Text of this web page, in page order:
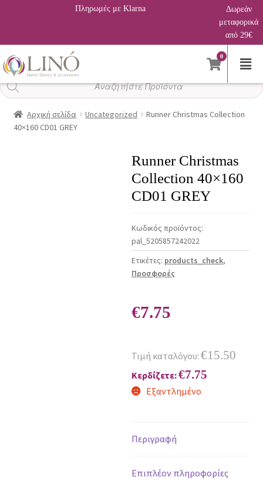
Πληρωμές με Klarna
Δωρεάν
μεταφορικά
από 29€
0
Αναζήτηση
προϊόντων
Αρχική σελίδα Uncategorized
Runner Christmas Collection
40×160 CD01 GREY
Runner Christmas
Collection 40×160
CD01 GREY
Κωδικός προϊόντος:
pal_5205857242022
Ετικέτες: products_check,
Προσφορές
€7.75
Τιμή καταλόγου: €15.50
Κερδίζετε:€7.75
Εξαντλημένο
Περιγραφή
Επιπλέον πληροφορίες